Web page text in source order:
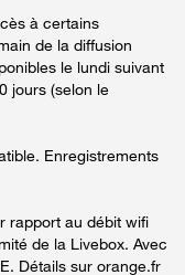
à certains
de la diffusion
le lundi suivant
jours (selon le
Enregistrements
rapport au débit wifi
de la Livebox. Avec
Détails sur orange.fr